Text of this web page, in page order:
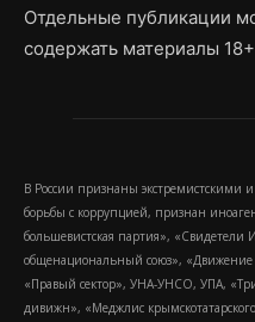
Отдельные публикации
содержать материалы 18+
В России признаны
борьбы с коррупцией, признан
большевистская партия», «Свидетели
общенациональный союз»,
«Правый сектор», УНА-УНСО, УПА,
дивижн», «Меджлис